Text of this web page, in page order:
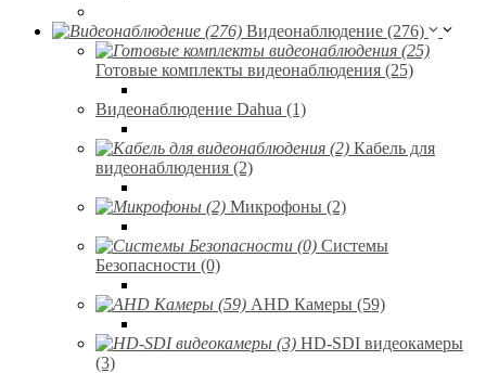
Видеонаблюдение (276)
Готовые комплекты видеонаблюдения (25)
Видеонаблюдение Dahua (1)
Кабель для
видеонаблюдения (2)
Микрофоны (2)
Системы
Безопасности (0)
AHD Камеры (59)
HD-SDI видеокамеры
(3)